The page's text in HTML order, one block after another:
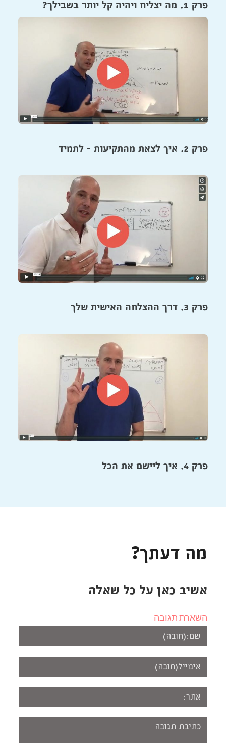
פרק 1. מה יצליח ויהיה קל יותר בשבילך?
פרק 2. איך לצאת מהתקיעות - לתמיד
פרק 3. דרך ההצלחה האישית שלך
פרק 4. איך ליישם את הכל
מה דעתך?
אשיב כאן על כל שאלה
השארת תגובה